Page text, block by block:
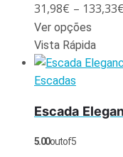
31,98€ – 133,33€
Ver opções
Vista Rápida
Escadas
Escada
5.00out of 5